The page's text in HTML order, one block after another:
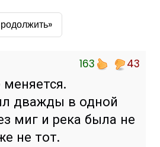
163 43
меняется.
дважды в одной
миг и река была не
не тот.